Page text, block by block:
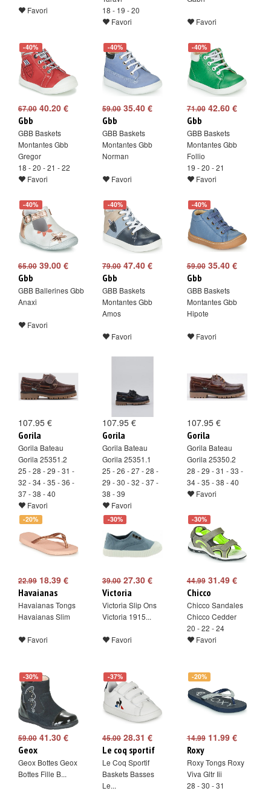
Favori
18 - 19 - 20
Favori
Favori
-40%
67.00 40.20 €
Gbb
GBB Baskets
Montantes Gbb
Gregor
18 - 20 - 21 - 22
Favori
-40%
59.0035.40 €
Gbb
GBB Baskets
Montantes Gbb
Norman
Favori
-40%
71.0042.60 €
Gbb
GBB Baskets
Montantes Gbb
Follio
19 - 20 - 21
Favori
-40%
65.00 39.00 €
Gbb
GBB Ballerines Gbb
Anaxi
Favori
-40%
79.0047.40 €
Gbb
GBB Baskets
Montantes Gbb
Amos
Favori
-40%
59.0035.40 €
Gbb
GBB Baskets
Montantes Gbb
Hipote
Favori
107.95 €
Gorila
Gorila Bateau
Gorila 25351.2
25 - 28 - 29 - 31 -
32 - 34 - 35 - 36 -
37 - 38 - 40
Favori
107.95 €
Gorila
Gorila Bateau
Gorila 25351.1
25 - 26 - 27 - 28 -
29 - 30 - 32 - 37 -
38 - 39
Favori
107.95 €
Gorila
Gorila Bateau
Gorila 25350.2
28 - 29 - 31 - 33 -
34 - 35 - 38 - 40
Favori
-20%
22.99 18.39 €
Havaianas
Havaianas Tongs
Havaianas Slim
Favori
-30%
39.0027.30 €
Victoria
Victoria Slip Ons
Victoria 1915...
Favori
-30%
44.9931.49 €
Chicco
Chicco Sandales
Chicco Cedder
20 - 22 - 24
Favori
-30%
59.00 41.30 €
Geox
Geox Bottes Geox
Bottes Fille B...
-37%
45.0028.31 €
Le coq sportif
Le Coq Sportif
Baskets Basses
Le...
-20%
14.9911.99 €
Roxy
Roxy Tongs Roxy
Viva Gltr Iii
28 - 30 - 31